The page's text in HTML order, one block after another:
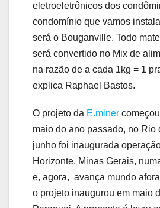
eletroeletrônicos dos
condomínio que vamos
será o Bouganville. Todo
será convertido no Mix de
na razão de a cada 1kg = 1
explica Raphael Bastos.
O projeto da E.miner
maio do ano passado, no Rio
junho foi inaugurada
Horizonte, Minas Gerais,
e, agora, avança mundo
o projeto inaugurou em maio